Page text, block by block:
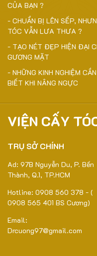
CỦA BẠN ?
- CHUẨN BỊ LÊN SẾP,
TÓC VẪN LƯA THƯA ?
- TẠO NÉT ĐẸP HIỆN ĐẠI
GƯƠNG MẶT
- NHỮNG KINH NGHIỆM CẦN
BIẾT KHI NÂNG NGỰC
VIỆN CẤY
TRỤ SỞ CHÍNH
Ad: 97B Nguyễn Du, P. Bến
Thành, Q.1, TP.HCM
Hotline: 0908 560 378 - (
0908 565 401 BS Cương)
Email:
Drcuong97@gmail.com